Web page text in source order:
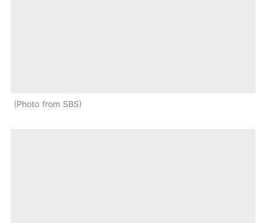
Photo from SBS